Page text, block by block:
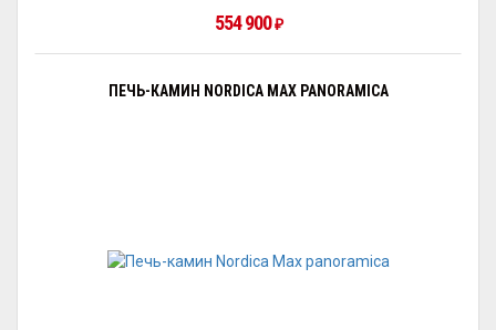
554 900 ₽
ПЕЧЬ-КАМИН NORDICA MAX PANORAMICA